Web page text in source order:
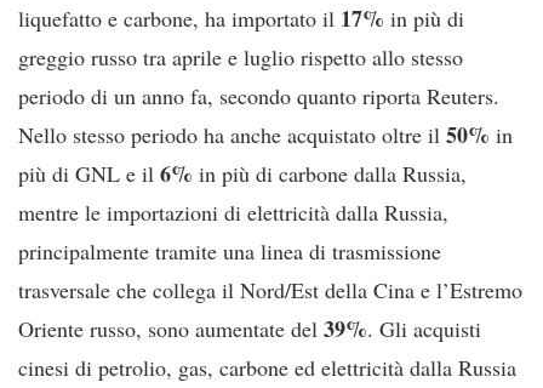
liquefatto e carbone, ha importato il 17% in più di
greggio russo tra aprile e luglio rispetto allo stesso
periodo di un anno fa, secondo quanto riporta Reuters.
Nello stesso periodo ha anche acquistato oltre il 50% in
più di GNL e il 6% in più di carbone dalla Russia,
mentre le importazioni di elettricità dalla Russia,
principalmente tramite una linea di trasmissione
trasversale che collega il Nord/Est della Cina e l’Estremo
Oriente russo, sono aumentate del 39%. Gli acquisti
cinesi di petrolio, gas, carbone ed elettricità dalla Russia